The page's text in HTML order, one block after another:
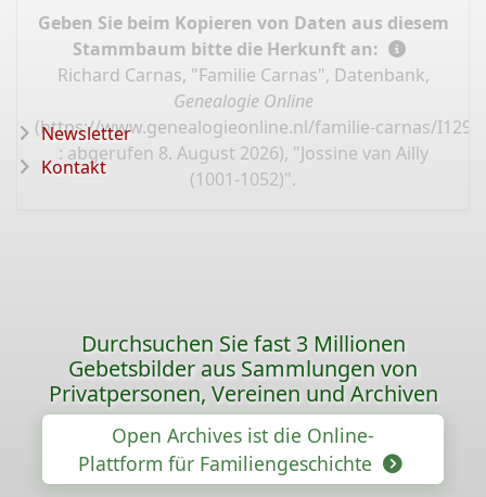
Geben Sie beim Kopieren von Daten aus diesem
Stammbaum bitte die Herkunft an:
Richard Carnas, "Familie Carnas", Datenbank,
Genealogie Online
(https://www.genealogieonline.nl/familie-carnas/
: abgerufen 8. August 2026), "Jossine van Ailly
(1001-1052)".
Newsletter
Kontakt
Durchsuchen Sie fast 3 Millionen
Gebetsbilder aus Sammlungen von
Privatpersonen, Vereinen und Archiven
Open Archives ist die Online-
Plattform für Familiengeschichte